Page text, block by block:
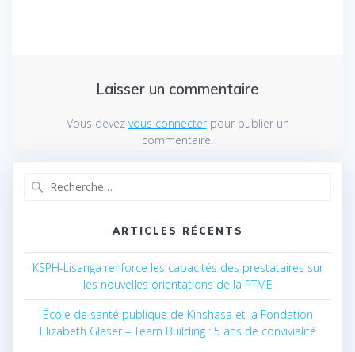
Laisser un commentaire
Vous devez vous connecterpour publier un
commentaire.
ARTICLES RÉCENTS
KSPH-Lisanga renforce les capacités des prestataires sur
les nouvelles orientations de la PTME
École de santé publique de Kinshasa et la Fondation
Elizabeth Glaser – Team Building : 5 ans de convivialité